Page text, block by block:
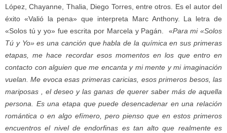
López, Chayanne, Thalia, Diego Torres, entre otros. Es el autor del
éxito «Valió la pena» que interpreta Marc Anthony. La letra de
«Solos tú y yo» fue escrita por Marcela y Pagán. «Para mi «Solos
Tú y Yo» es una canción que habla de la química en sus primeras
etapas, me hace recordar esos momentos en los que entro en
contacto con alguien que me encanta y mi mente y mi imaginación
vuelan. Me evoca esas primeras caricias, esos primeros besos, las
mariposas , el deseo y las ganas de querer saber más de aquella
persona. Es una etapa que puede desencadenar en una relación
romántica o en algo efímero, pero pienso que en estos primeros
encuentros el nivel de endorfinas es tan alto que realmente es